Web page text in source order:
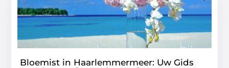
Bloemist in Haarlemmermeer: Uw Gids